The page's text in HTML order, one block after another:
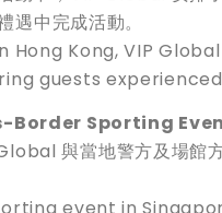
中完成活動。
Kong, VIP
guests
Border Sporting
與當地警方及場館
event in